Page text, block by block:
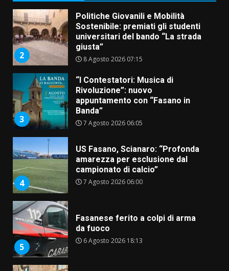
2
Politiche Giovanili e Mobilità
Sostenibile: premiati gli studenti
universitari del bando “La strada
giusta”
8 Agosto 2026 07:15
3
“I Contestatori: Musica di
Rivoluzione”: nuovo
appuntamento con “Fasano in
Banda”
7 Agosto 2026 06:05
4
US Fasano, Scianaro: “Profonda
amarezza per esclusione dal
campionato di calcio”
7 Agosto 2026 06:00
5
Fasanese ferito a colpi di arma
da fuoco
6 Agosto 2026 18:13